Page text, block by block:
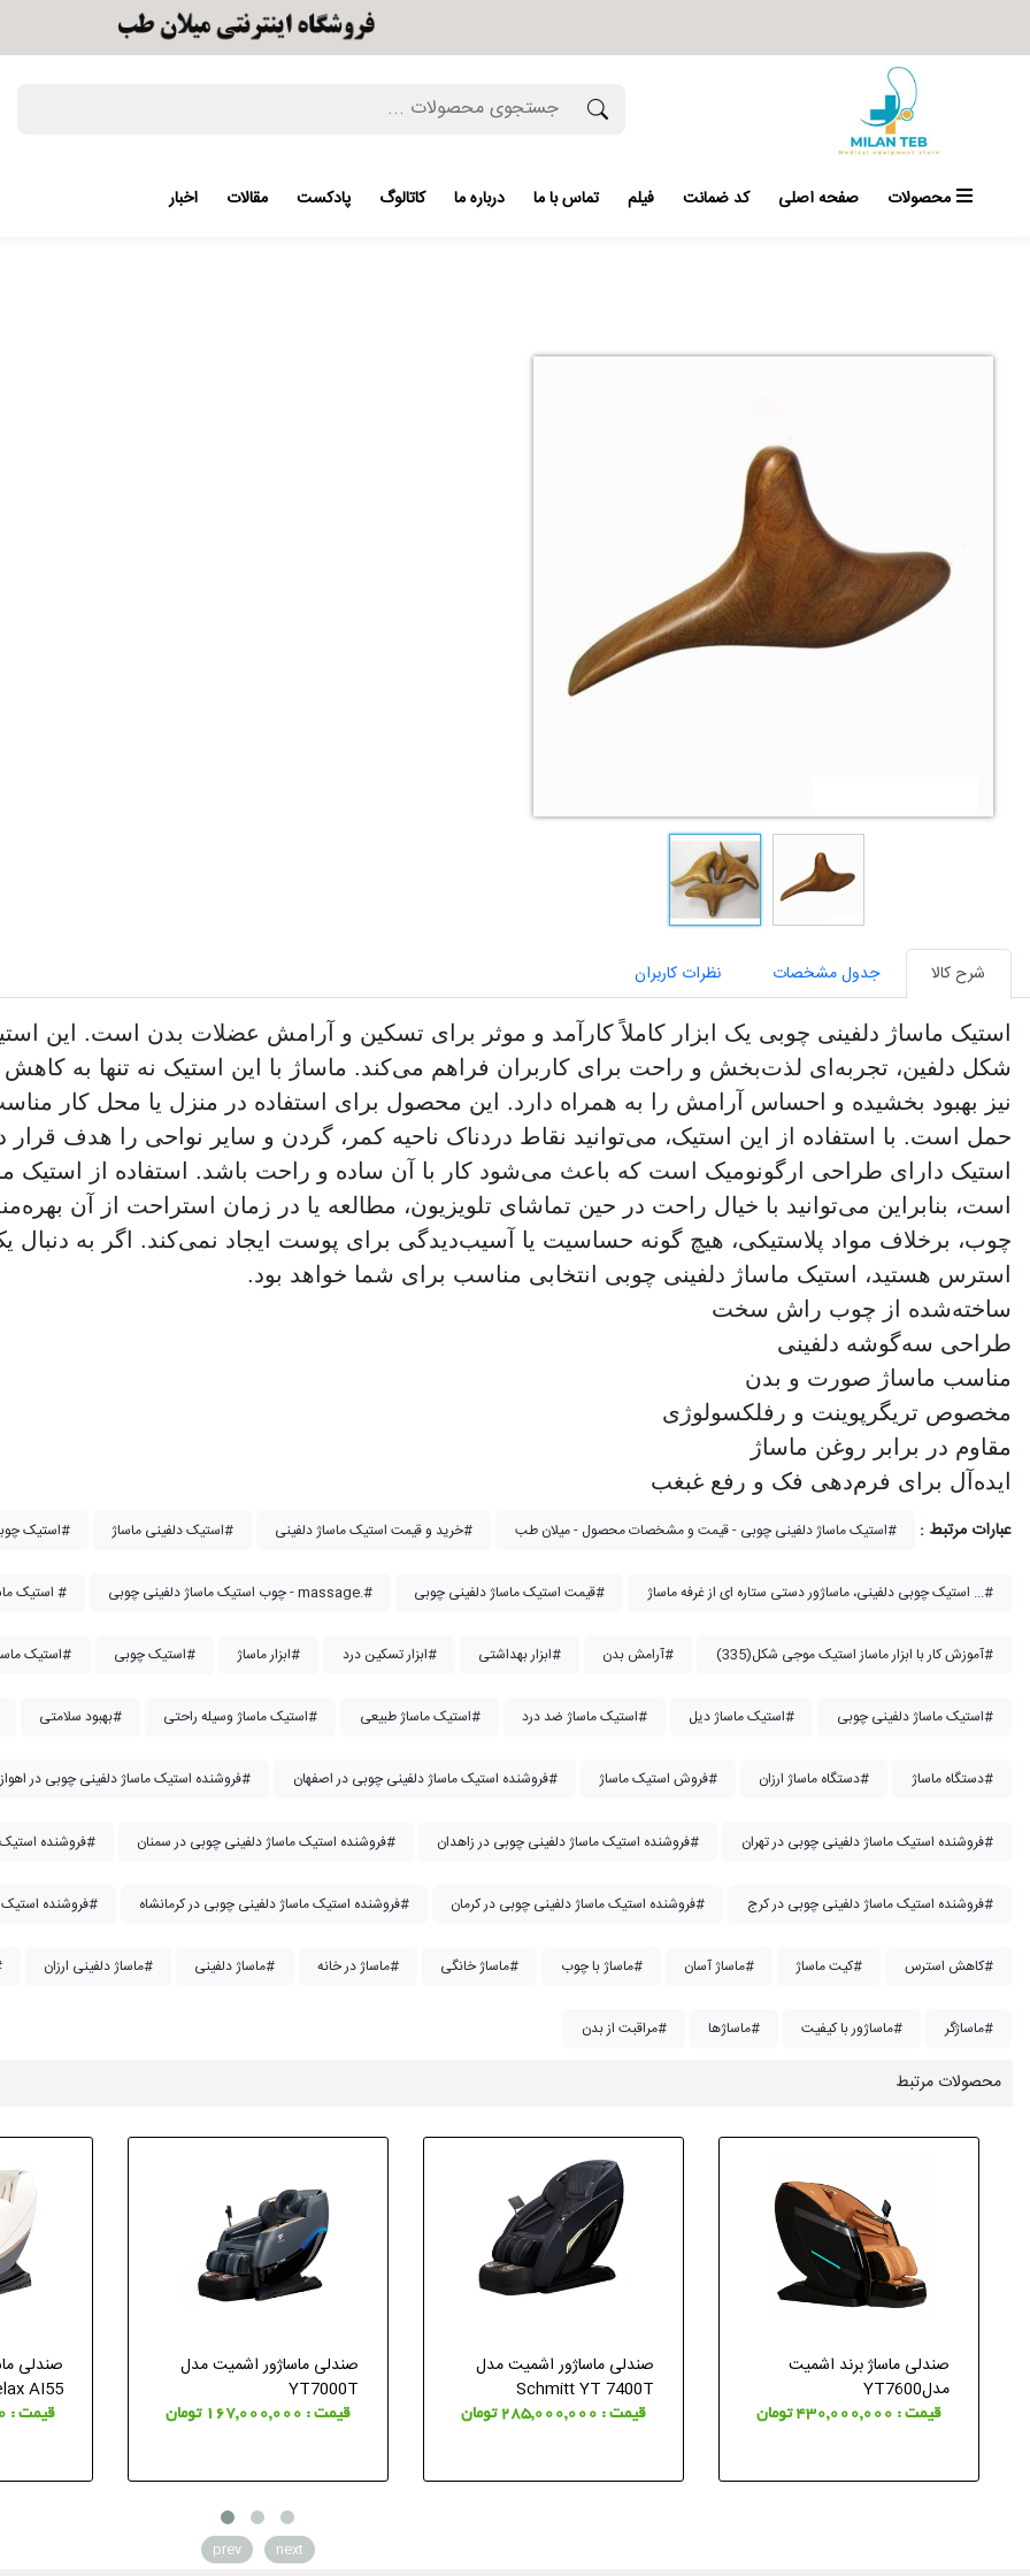
محصولات صفحه اصلی کد ضمانت فیلم تماس با ما درباره ما کاتالوگ پادکست مقالات اخبار
شرح کالا جدول مشخصات نظرات کاربران
استیک ماساژ دلفینی چوبی یک ابزار کاملاً کارآمد و موثر برای تسکین و آرامش عضلات بدن است. این
شکل دلفین، تجربه‌ای لذت‌بخش و راحت برای کاربران فراهم می‌کند. ماساژ با این استیک نه تنها به
نیز بهبود بخشیده و احساس آرامش را به همراه دارد. این محصول برای استفاده در منزل یا محل کار
حمل است. با استفاده از این استیک، می‌توانید نقاط دردناک ناحیه کمر، گردن و سایر نواحی را هدف
استیک دارای طراحی ارگونومیک است که باعث می‌شود کار با آن ساده و راحت باشد. استفاده از استیک
است، بنابراین می‌توانید با خیال راحت در حین تماشای تلویزیون، مطالعه یا در زمان استراحت از آن
چوب، برخلاف مواد پلاستیکی، هیچ گونه حساسیت یا آسیب‌دیدگی برای پوست ایجاد نمی‌کند. اگر به
استرس هستید، استیک ماساژ دلفینی چوبی انتخابی مناسب برای شما خواهد بود.
ساخته‌شده از چوب راش سخت
طراحی سه‌گوشه دلفینی
مناسب ماساژ صورت و بدن
مخصوص تریگرپوینت و رفلکسولوژی
مقاوم در برابر روغن ماساژ
ایده‌آل برای فرم‌دهی فک و رفع غبغب
عبارات مرتبط : استیک ماساژ دلفینی چوبی - قیمت و مشخصات محصول - میلان طب# خرید و قیمت استیک ماساژ دلفینی# استیک دلفینی ماساژ# استیک چوبی دلفینی ( عصایی ) - فروش لوازم ماساژ#
استیک چوبی دلفینی، ماساژور دستی ستاره ای از غرفه ماساژ ...# قیمت استیک ماساژ دلفینی چوبی# چوب استیک ماساژ دلفینی چوبی - massage.# استیک ماساژ دلفینی #
آموزش کار با ابزار ماساز استیک موجی شکل(335)# آرامش بدن# ابزار بهداشتی# ابزار تسکین درد# ابزار ماساژ# استیک چوبی# استیک ماساژ#
استیک ماساژ دلفینی چوبی# استیک ماساژ دیل# استیک ماساژ ضد درد# استیک ماساژ طبیعی# استیک ماساژ وسیله راحتی# بهبود سلامتی#
دستگاه ماساژ# دستگاه ماساژ ارزان# فروش استیک ماساژ# فروشنده استیک ماساژ دلفینی چوبی در اصفهان# فروشنده استیک ماساژ دلفینی چوبی در اهواز#
فروشنده استیک ماساژ دلفینی چوبی در تهران# فروشنده استیک ماساژ دلفینی چوبی در زاهدان# فروشنده استیک ماساژ دلفینی چوبی در سمنان# فروشنده استیک ماساژ دلفینی چوبی در شیراز#
فروشنده استیک ماساژ دلفینی چوبی در کرج# فروشنده استیک ماساژ دلفینی چوبی در کرمان# فروشنده استیک ماساژ دلفینی چوبی در کرمانشاه# فروشنده استیک ماساژ دلفینی چوبی در مشهد#
کاهش استرس# کیت ماساژ# ماساژ آسان# ماساژ با چوب# ماساژ خانگی# ماساژ در خانه# ماساژ دلفینی# ماساژ دلفینی ارزان#
ماساژگر# ماساژور با کیفیت# ماساژها# مراقبت از بدن#
محصولات مرتبط
AI55
قیمت : 110,000,000 تومان
صندلی ماساژور اشمیت مدل
YT7000T
قیمت : 167,000,000 تومان
صندلی ماساژور اشمیت مدل
Schmitt YT 7400T
قیمت : 285,000,000 تومان
صندلی ماساژ برند اشمیت
مدلYT7600
قیمت : 430,000,000 تومان
prev next